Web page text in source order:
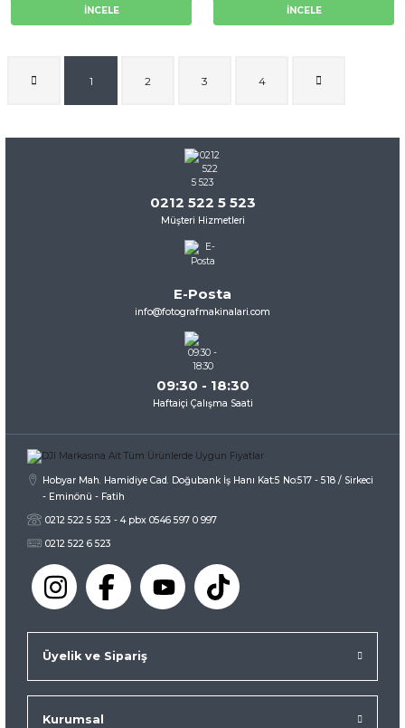
İNCELE İNCELE
1 2 3 4
0212 522 5 523
Müşteri Hizmetleri
E-Posta
info@fotografmakinalari.com
09:30 - 18:30
Haftaiçi Çalışma Saati
Hobyar Mah. Hamidiye Cad. Doğubank İş Hanı Kat:5 No:517 - 518 / Sirkeci
- Eminönü - Fatih
0212 522 5 523 - 4 pbx 0546 597 0 997
0212 522 6 523
Üyelik ve Sipariş
Kurumsal